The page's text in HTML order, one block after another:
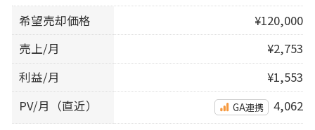
希望売却価格
¥120,000
売上/月
¥2,753
利益/月
¥1,553
PV/月（直近）
GA連携 4,062